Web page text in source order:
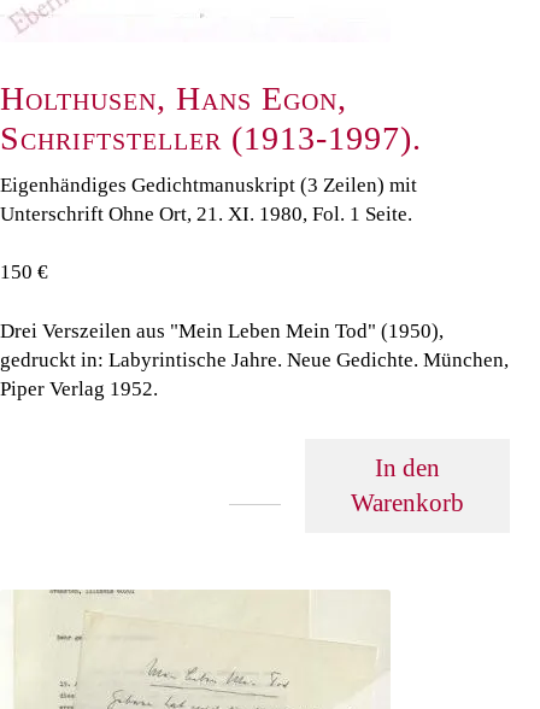
Holthusen, Hans Egon,
Schriftsteller (1913-1997).
Eigenhändiges Gedichtmanuskript (3 Zeilen) mit
Unterschrift Ohne Ort, 21. XI. 1980, Fol. 1 Seite.
150 €
Drei Verszeilen aus "Mein Leben Mein Tod" (1950),
gedruckt in: Labyrintische Jahre. Neue Gedichte. München,
Piper Verlag 1952.
In den
Warenkorb